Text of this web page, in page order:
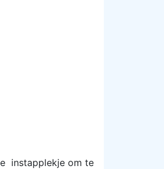
instapplekje om te